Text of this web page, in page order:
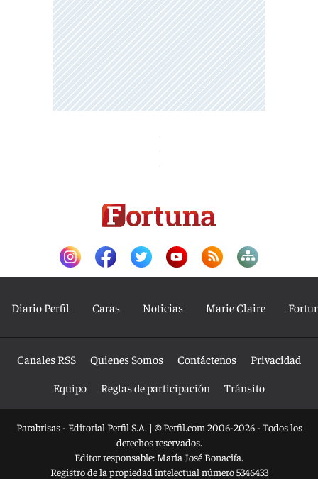
Diario Perfil Caras Noticias Marie Claire
Canales RSS Quienes Somos Contáctenos
Privacidad
Equipo
Reglas de participación Tránsito
Parabrisas - Editorial Perfil S.A. | © Perfil.com 2006-2026 - Todos los
derechos reservados.
Editor responsable: María José Bonacifa.
Registro de la propiedad intelectual número 5346433